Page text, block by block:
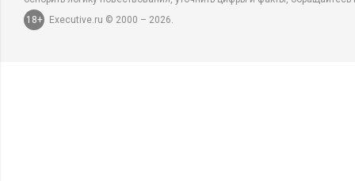
18+
Executive.ru © 2000 – 2026.